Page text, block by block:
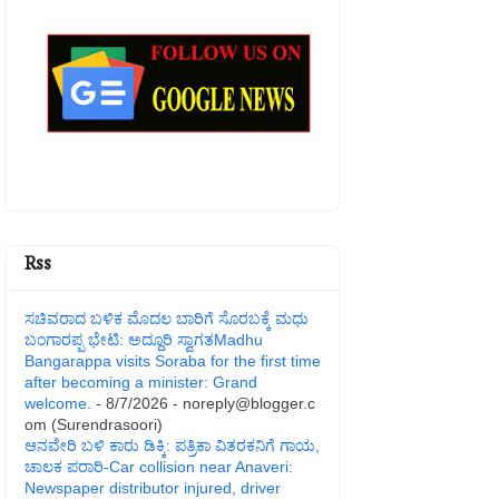
Rss
ಸಚಿವರಾದ ಬಳಿಕ ಮೊದಲ ಬಾರಿಗೆ ಸೊರಬಕ್ಕೆ ಮಧು
ಬಂಗಾರಪ್ಪ ಭೇಟಿ: ಅದ್ದೂರಿ ಸ್ವಾಗತMadhu
Bangarappa visits Soraba for the first time
after becoming a minister: Grand
welcome. - 8/7/2026 - noreply@blogger.c
om (Surendrasoori)
ಆನವೇರಿ ಬಳಿ ಕಾರು ಡಿಕ್ಕಿ: ಪತ್ರಿಕಾ ವಿತರಕನಿಗೆ ಗಾಯ,
ಚಾಲಕ ಪರಾರಿ-Car collision near Anaveri:
Newspaper distributor injured, driver